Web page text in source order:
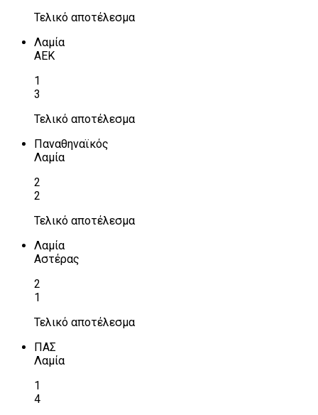
Τελικό αποτέλεσμα
Λαμία
ΑΕΚ
1
3
Τελικό αποτέλεσμα
Παναθηναϊκός
Λαμία
2
2
Τελικό αποτέλεσμα
Λαμία
Αστέρας
2
1
Τελικό αποτέλεσμα
ΠΑΣ
Λαμία
1
4